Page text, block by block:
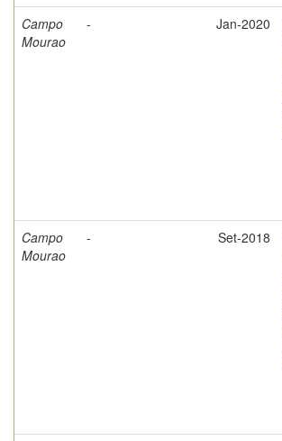
Campo
Mourao
- Jan-2020
Campo
Mourao
- Set-2018